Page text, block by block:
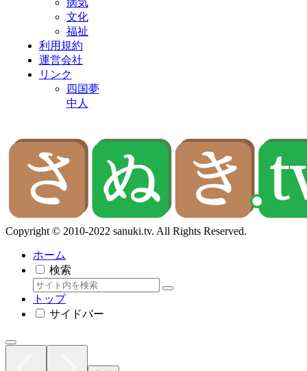
文化
福祉
利用規約
運営会社
リンク
四国夢
中人
Copyright © 2010-2022 sanuki.tv. All Rights Reserved.
ホーム
検索
トップ
サイドバー